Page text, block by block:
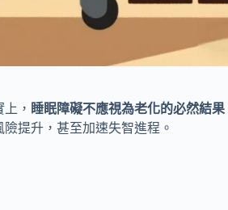
， 睡眠障礙不應視為老化的必然結果
提升，甚至加速失智進程。